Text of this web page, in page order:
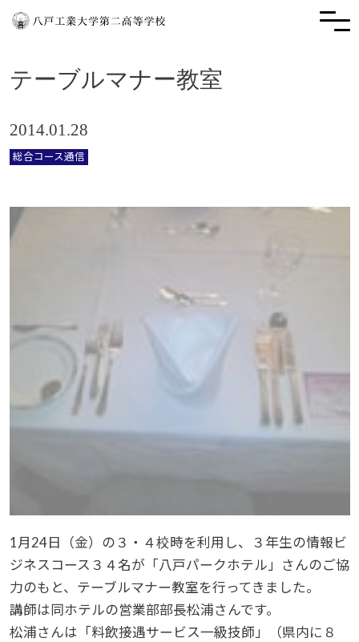
テーブルマナー教室
2014.01.28
総合コース通信
1月24日（金）の３・４校時を利用し、３年生の情報ビ
ジネスコース３４名が「八戸パークホテル」さんのご協
力のもと、テーブルマナー教室を行ってきました。
講師は同ホテルの営業部部長松浦さんです。
松浦さんは「料飲接遇サービス一級技師」（県内に８